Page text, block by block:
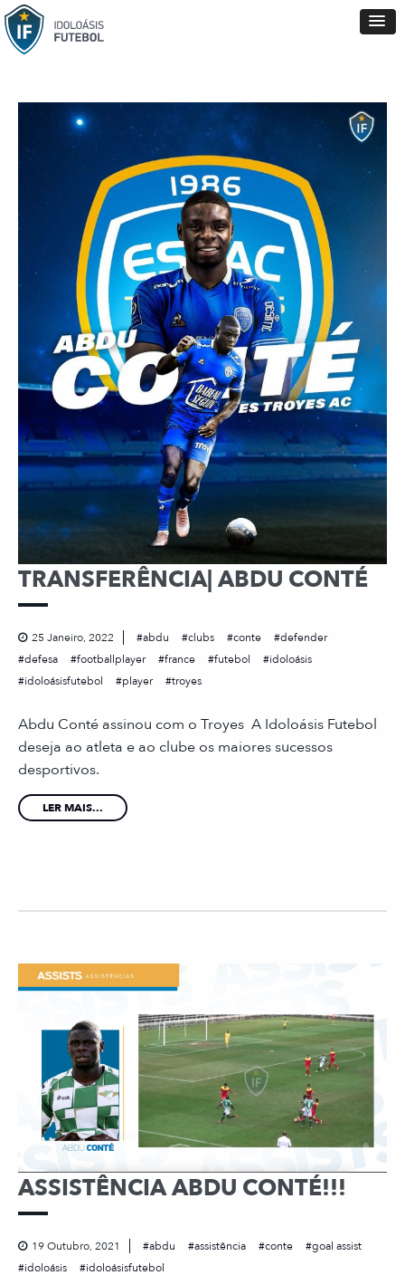
TRANSFERÊNCIA| ABDU CONTÉ
25 Janeiro, 2022 abdu clubs conte
defender
defesa
footballplayer france futebol
idoloásis
idoloásisfutebol
player troyes
Abdu Conté assinou com o Troyes A Idoloásis Futebol
deseja ao atleta e ao clube os maiores sucessos
desportivos.
LER MAIS...
ASSISTÊNCIA ABDU CONTÉ!!!
19 Outubro, 2021 abdu assistência conte
goal assist
idoloásis
idoloásisfutebol